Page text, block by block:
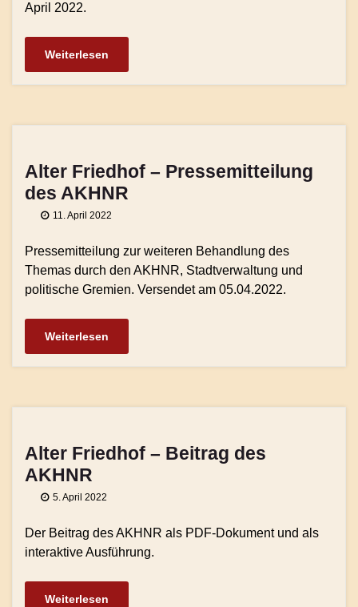
April 2022.
Weiterlesen
Alter Friedhof – Pressemitteilung
des AKHNR
11. April 2022
Pressemitteilung zur weiteren Behandlung des
Themas durch den AKHNR, Stadtverwaltung und
politische Gremien. Versendet am 05.04.2022.
Weiterlesen
Alter Friedhof – Beitrag des
AKHNR
5. April 2022
Der Beitrag des AKHNR als PDF-Dokument und als
interaktive Ausführung.
Weiterlesen